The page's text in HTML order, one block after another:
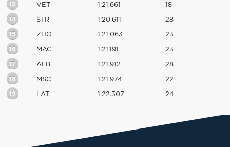
13 VET 1:21.661 18
14 STR 1:20.611 28
15 ZHO 1:21.063 23
16 MAG 1:21.191 23
17 ALB 1:21.912 28
18 MSC 1:21.974 22
19 LAT 1:22.307 24